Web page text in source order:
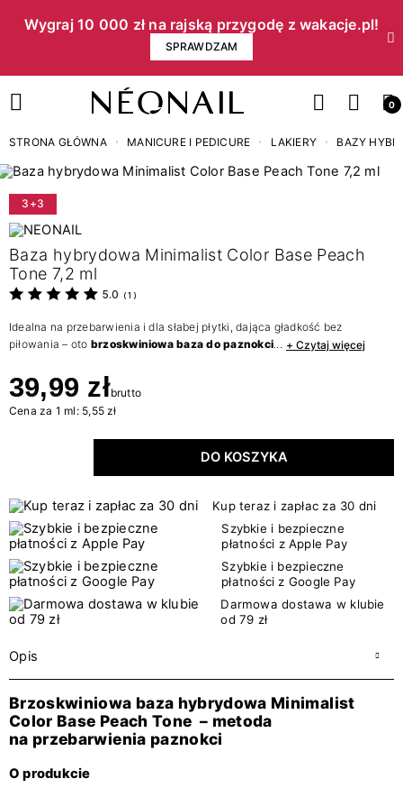
Wygraj 10 000 zł na rajską przygodę z wakacje.pl!​
SPRAWDZAM
0
STRONA GŁÓWNA MANICURE I PEDICURE LAKIERY BAZY
3+3
Baza hybrydowa Minimalist Color Base Peach
Tone 7,2 ml
5.0 ( 1 )
Idealna na przebarwienia i dla słabej płytki, dająca gładkość bez
piłowania – oto brzoskwiniowa baza do paznokci... + Czytaj więcej
39,99 złbrutto
Cena za 1 ml: 5,55 zł
DO KOSZYKA
Kup teraz i zapłac za 30 dni
Szybkie i bezpieczne
płatności z Apple Pay
Szybkie i bezpieczne
płatności z Google Pay
Darmowa dostawa w klubie
od 79 zł
Opis
Brzoskwiniowa baza hybrydowa Minimalist
Color Base Peach Tone – metoda
na przebarwienia paznokci
O produkcie